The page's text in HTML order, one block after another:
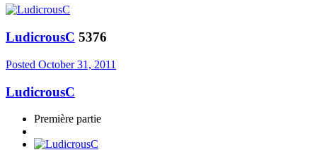
LudicrousC 5376
Posted October 31, 2011
LudicrousC
Première partie